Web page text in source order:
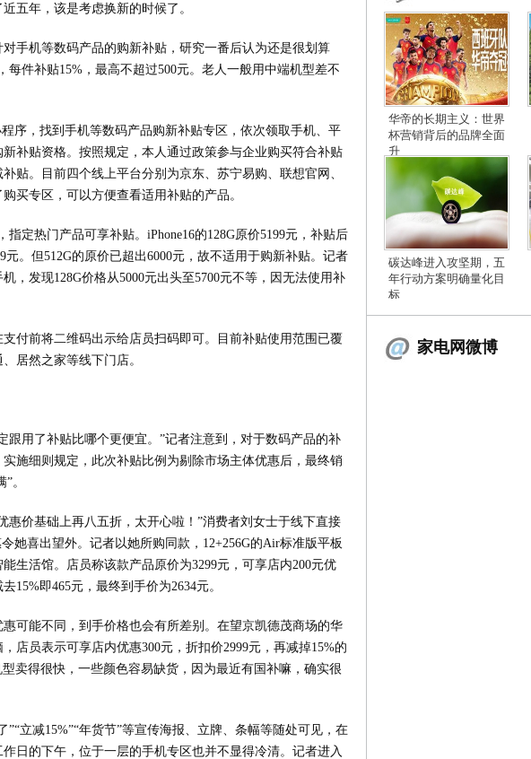
五年，该是考虑换新的时候了。
手机等数码产品的购新补贴，研究一番后认为还是很划算
每件补贴15%，最高不超过500元。老人一般用中端机型差不
序，找到手机等数码产品购新补贴专区，依次领取手机、平
补贴资格。按照规定，本人通过政策参与企业购买符合补贴
贴。目前四个线上平台分别为京东、苏宁易购、联想官网、
买专区，可以方便查看适用补贴的产品。
定热门产品可享补贴。iPhone16的128G原价5199元，补贴后
元。但512G的原价已超出6000元，故不适用于购新补贴。记者
，发现128G价格从5000元出头至5700元不等，因无法使用补
付前将二维码出示给店员扫码即可。目前补贴使用范围已覆
居然之家等线下门店。
跟用了补贴比哪个更便宜。”记者注意到，对于数码产品的补
施细则规定，此次补贴比例为剔除市场主体优惠后，最终销
。
惠价基础上再八五折，太开心啦！”消费者刘女士于线下直接
她喜出望外。记者以她所购同款，12+256G的Air标准版平板
生活馆。店员称该款产品原价为3299元，可享店内200元优
15%即465元，最终到手价为2634元。
可能不同，到手价格也会有所差别。在望京凯德茂商场的华
店员表示可享店内优惠300元，折扣价2999元，再减掉15%的
卖得很快，一些颜色容易缺货，因为最近有国补嘛，确实很
立减15%”“年货节”等宣传海报、立牌、条幅等随处可见，在
日的下午，位于一层的手机专区也并不显得冷清。记者进入
华帝的长期主义：世界
杯营销背后的品牌全面
升
碳达峰进入攻坚期，五
年行动方案明确量化目
标
家电网微博